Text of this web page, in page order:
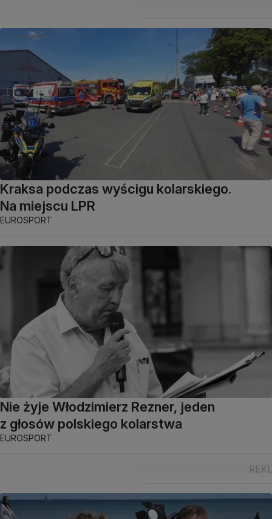
Kraksa podczas wyścigu kolarskiego.
Na miejscu LPR
EUROSPORT
Nie żyje Włodzimierz Rezner, jeden
z głosów polskiego kolarstwa
EUROSPORT